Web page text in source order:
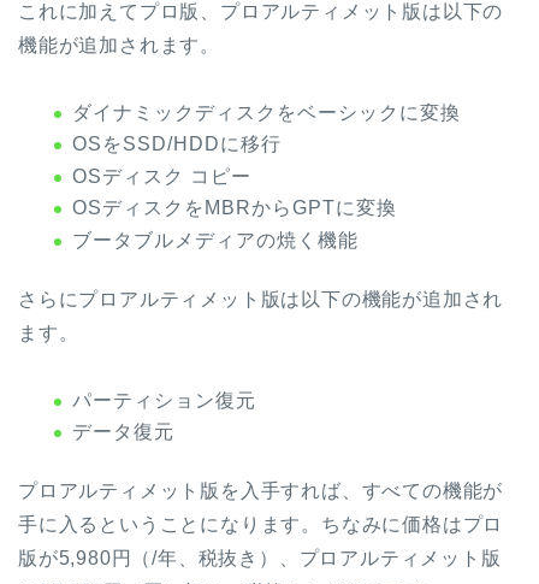
これに加えてプロ版、プロアルティメット版は以下の
機能が追加されます。
ダイナミックディスクをベーシックに変換
OSをSSD/HDDに移行
OSディスク コピー
OSディスクをMBRからGPTに変換
ブータブルメディアの焼く機能
さらにプロアルティメット版は以下の機能が追加され
ます。
パーティション復元
データ復元
プロアルティメット版を入手すれば、すべての機能が
手に入るということになります。ちなみに価格はプロ
版が5,980円（/年、税抜き）、プロアルティメット版